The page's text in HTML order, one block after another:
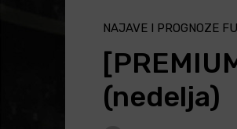
NAJAVE I PROGNOZE
(nedelja)